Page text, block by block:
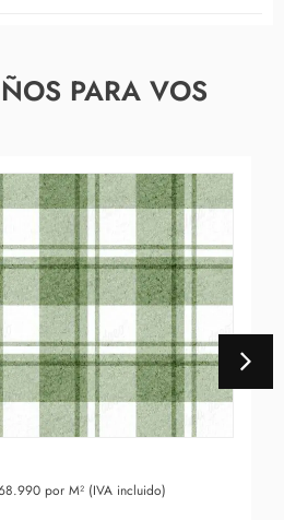
PARA VOS
por M² (IVA incluido)